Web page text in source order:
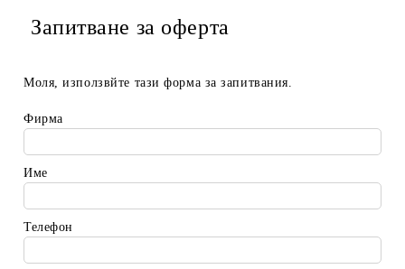
Запитване за оферта
Моля, използвйте тази форма за запитвания.
Фирма
Име
Телефон